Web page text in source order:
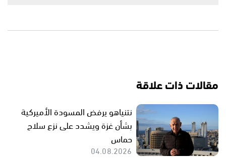
مقالات ذات علاقة
نتنياهو يرفض المسودة الأميركية
بشأن غزة ويشدد على نزع سلاح
حماس
04.08.2026